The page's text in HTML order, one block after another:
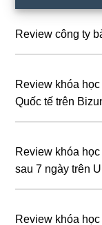
chính
Review công ty
Review khóa
Quốc tế trên
Review khóa
sau 7 ngày trên
Review khóa